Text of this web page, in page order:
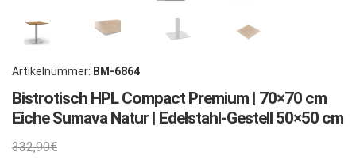
Artikelnummer: BM-6864
Bistrotisch HPL Compact Premium | 70×70 cm
Eiche Sumava Natur | Edelstahl-Gestell 50×50 cm
332,90€Ursprünglicher